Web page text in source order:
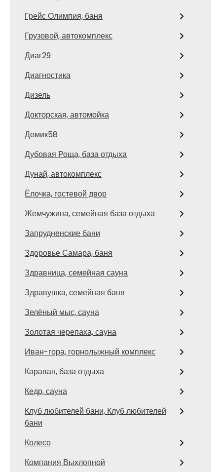
Грейс Олимпия, баня
Грузовой, автокомплекс
Диаг29
Диагностика
Дизель
Докторская, автомойка
Домик58
Дубовая Роща, база отдыха
Дунай, автокомплекс
Ёлочка, гостевой двор
Жемчужина, семейная база отдыха
Запрудненские бани
Здоровье Самара, баня
Здравница, семейная сауна
Здравушка, семейная баня
Зелёный мыс, сауна
Золотая черепаха, сауна
Иван-гора, горнолыжный комплекс
Караван, база отдыха
Кедр, сауна
Клуб любителей бани, Клуб любителей
бани
Колесо
Компания Выхлопной